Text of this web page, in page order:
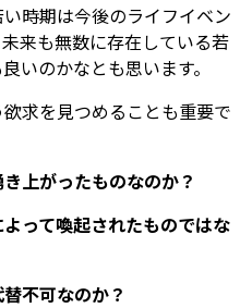
時期は今後のライフイベン
来も無数に存在している若
いのかなとも思います。
求を見つめることも重要で
上がったものなのか？
って喚起されたものではな
不可なのか？